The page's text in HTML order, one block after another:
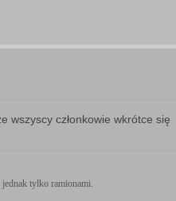
wszyscy członkowie wkrótce się
jednak tylko ramionami.